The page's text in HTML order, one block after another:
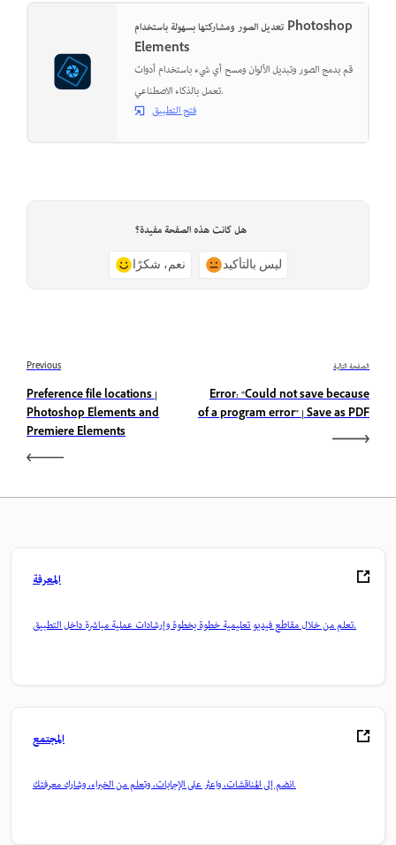
تعديل الصور ومشاركتها بسهولة باستخدام Photoshop
Elements
قم بدمج الصور وتبديل الألوان ومسح أي شيء باستخدام أدوات
تعمل بالذكاء الاصطناعي.
فتح التطبيق
هل كانت هذه الصفحة مفيدة؟
نعم، شكرًا ليس بالتأكيد
Previous
Preference file locations |
Photoshop Elements and
Premiere Elements
الصفحة التالية
Error: "Could not save because
of a program error" | Save as PDF
المعرفة
تعلم من خلال مقاطع فيديو تعليمية خطوة بخطوة وإرشادات عملية مباشرة داخل التطبيق.
المجتمع
انضم إلى المناقشات، واعثر على الإجابات، وتعلم من الخبراء، وشارك معرفتك.